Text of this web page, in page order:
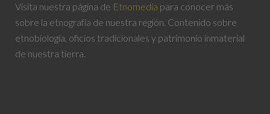
Visita nuestra página de Etnomedia para conocer más
sobre la etnografía de nuestra región. Contenido sobre
etnobiología, oficios tradicionales y patrimonio inmaterial
de nuestra tierra.